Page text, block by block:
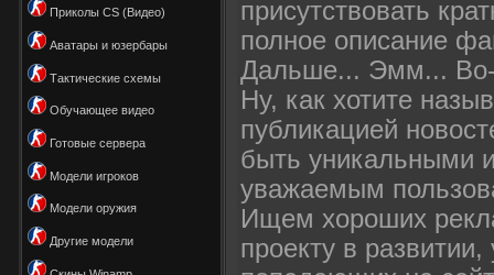
Приколы CS (Видео)
Аватары и юзербары
Тактические схемы
Обучающее видео
Готовые сервера
Модели игроков
Модели оружия
Другие модели
присутствовать
полное описание
Дальше... Эмм... Во-
Ну, как хотите
публикацией
быть уникальными
уважаемым
Ищем хороших
проекту в